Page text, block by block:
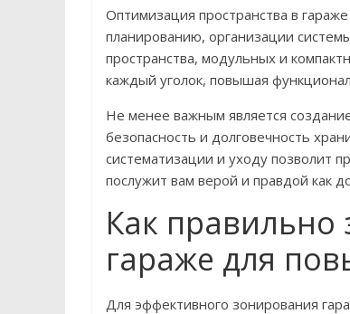
Оптимизация пространства в
планированию, организации
пространства, модульных и
каждый уголок, повышая
Не менее важным является
безопасность и долговечность
систематизации и уходу позволит
послужит вам верой и правдой как
Как правильно
гараже для
Для эффективного зонирования